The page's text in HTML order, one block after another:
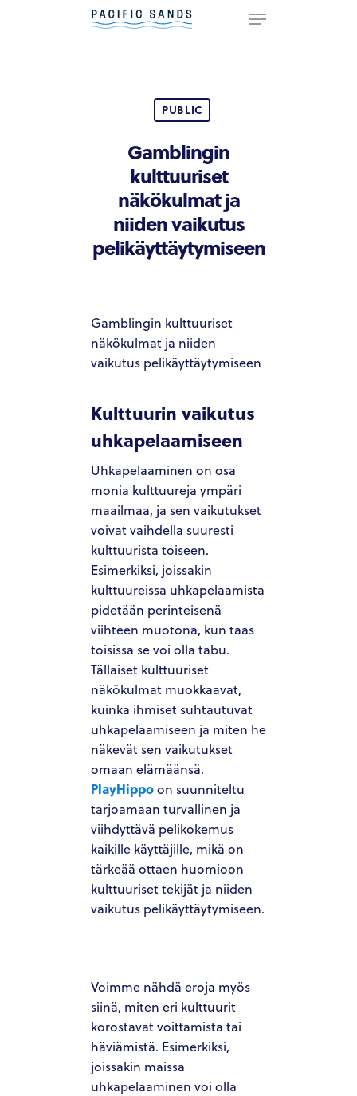
PUBLIC
Gamblingin
kulttuuriset
näkökulmat ja
niiden vaikutus
pelikäyttäytymiseen
Gamblingin kulttuuriset
näkökulmat ja niiden
vaikutus pelikäyttäytymiseen
Kulttuurin vaikutus
uhkapelaamiseen
Uhkapelaaminen on osa
monia kulttuureja ympäri
maailmaa, ja sen vaikutukset
voivat vaihdella suuresti
kulttuurista toiseen.
Esimerkiksi, joissakin
kulttuureissa uhkapelaamista
pidetään perinteisenä
viihteen muotona, kun taas
toisissa se voi olla tabu.
Tällaiset kulttuuriset
näkökulmat muokkaavat,
kuinka ihmiset suhtautuvat
uhkapelaamiseen ja miten he
näkevät sen vaikutukset
omaan elämäänsä.
PlayHippoon suunniteltu
tarjoamaan turvallinen ja
viihdyttävä pelikokemus
kaikille käyttäjille, mikä on
tärkeää ottaen huomioon
kulttuuriset tekijät ja niiden
vaikutus pelikäyttäytymiseen.
Voimme nähdä eroja myös
siinä, miten eri kulttuurit
korostavat voittamista tai
häviämistä. Esimerkiksi,
joissakin maissa
uhkapelaaminen voi olla